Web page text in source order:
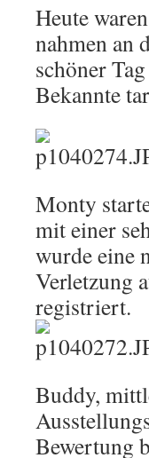
Heute
nahmen an
schöner
Bekannte
Monty
mit einer
wurde eine
Verletzung
registriert.
Buddy,
Bewertung